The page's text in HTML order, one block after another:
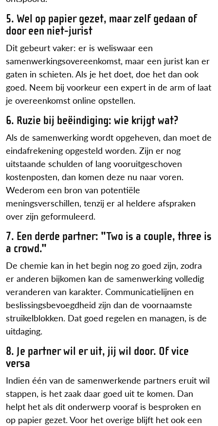
5. Wel op papier gezet, maar zelf gedaan of
door een niet-jurist
Dit gebeurt vaker: er is weliswaar een
samenwerkingsovereenkomst, maar een jurist kan er
gaten in schieten. Als je het doet, doe het dan ook
goed. Neem bij voorkeur een expert in de arm of laat
je overeenkomst online opstellen.
6. Ruzie bij beëindiging: wie krijgt wat?
Als de samenwerking wordt opgeheven, dan moet de
eindafrekening opgesteld worden. Zijn er nog
uitstaande schulden of lang vooruitgeschoven
kostenposten, dan komen deze nu naar voren.
Wederom een bron van potentiële
meningsverschillen, tenzij er al heldere afspraken
over zijn geformuleerd.
7. Een derde partner: "Two is a couple, three is
a crowd."
De chemie kan in het begin nog zo goed zijn, zodra
er anderen bijkomen kan de samenwerking volledig
veranderen van karakter. Communicatielijnen en
beslissingsbevoegdheid zijn dan de voornaamste
struikelblokken. Dat goed regelen en managen, is de
uitdaging.
8. Je partner wil er uit, jij wil door. Of vice
versa
Indien één van de samenwerkende partners eruit wil
stappen, is het zaak daar goed uit te komen. Dan
helpt het als dit onderwerp vooraf is besproken en
op papier gezet. Voor het overige blijft het ook een